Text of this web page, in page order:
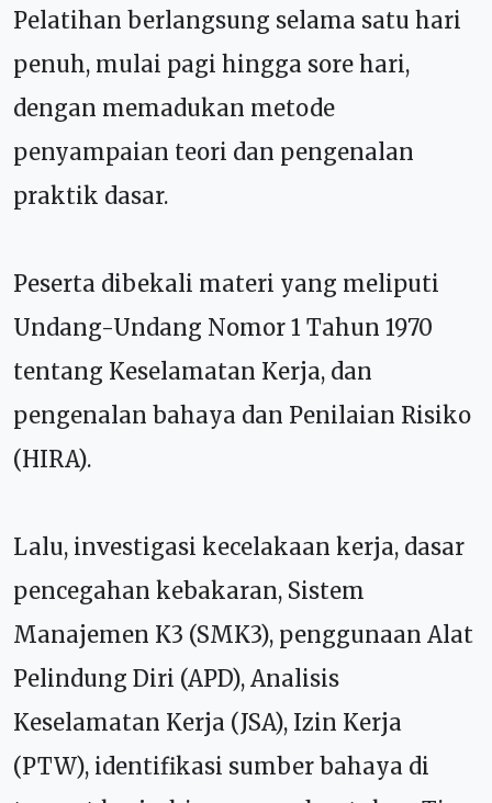
Pelatihan berlangsung selama satu hari
penuh, mulai pagi hingga sore hari,
dengan memadukan metode
penyampaian teori dan pengenalan
praktik dasar.
Peserta dibekali materi yang meliputi
Undang-Undang Nomor 1 Tahun 1970
tentang Keselamatan Kerja, dan
pengenalan bahaya dan Penilaian Risiko
(HIRA).
Lalu, investigasi kecelakaan kerja, dasar
pencegahan kebakaran, Sistem
Manajemen K3 (SMK3), penggunaan Alat
Pelindung Diri (APD), Analisis
Keselamatan Kerja (JSA), Izin Kerja
(PTW), identifikasi sumber bahaya di